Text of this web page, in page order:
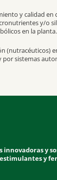
y calidad en
y/o
en la planta.
(nutracéuticos)
por sistemas
innovadoras y
y